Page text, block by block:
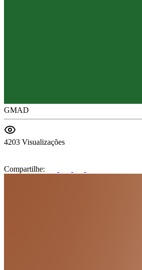
GMAD
4203 Visualizações
Compartilhe: